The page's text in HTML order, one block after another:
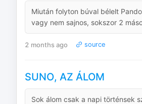
Miután folyton búval bélelt
vagy nem sajnos, sokszor 2
2 months ago source
SUNO, AZ ÁLOM
Sok álom csak a napi történsek